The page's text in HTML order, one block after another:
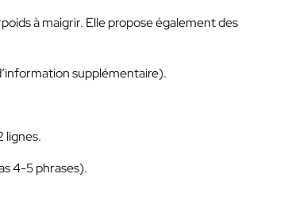
à maigrir. Elle propose également des
supplémentaire).
lignes.
4-5 phrases).